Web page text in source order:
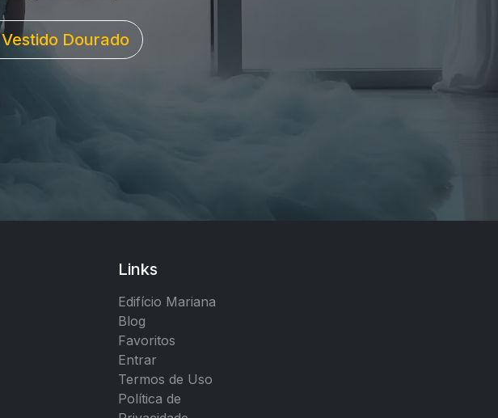
Vestido Dourado
Links
Edifício Mariana
Blog
Favoritos
Entrar
Termos de Uso
Política de